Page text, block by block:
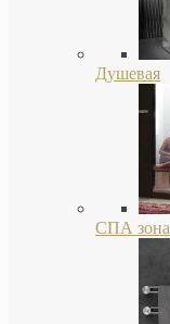
Душевая
СПА зона